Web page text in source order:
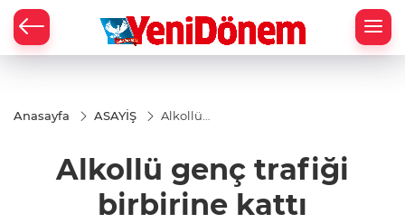
Anasayfa ASAYİŞ
Alkollü
kattı
Alkollü genç trafiği
birbirine kattı